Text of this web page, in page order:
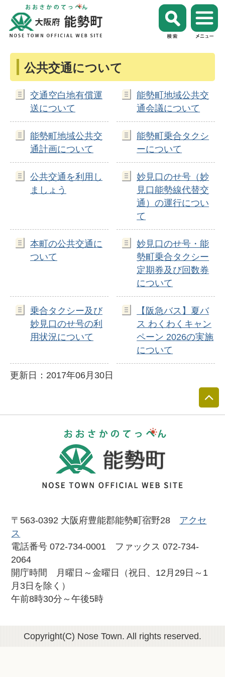
公共交通について
交通空白地有償運
送について
能勢町地域公共交
通会議について
能勢町地域公共交
通計画について
能勢町乗合タクシ
ーについて
公共交通を利用し
ましょう
妙見口のせ号（妙
見口能勢線代替交
通）の運行につい
て
本町の公共交通に
ついて
妙見口のせ号・能
勢町乗合タクシー
定期券及び回数券
について
乗合タクシー及び
妙見口のせ号の利
用状況について
【阪急バス】夏バ
ス わくわくキャン
ペーン 2026の実施
について
更新日：2017年06月30日
〒563-0392 大阪府豊能郡能勢町宿野28 アクセ
ス
電話番号 072-734-0001 ファックス 072-734-
2064
開庁時間 月曜日～金曜日（祝日、12月29日～1
月3日を除く）
午前8時30分～午後5時
Copyright(C) Nose Town. All rights reserved.